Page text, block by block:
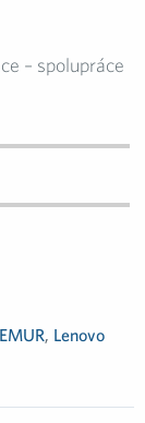
– spolupráce
Lenovo